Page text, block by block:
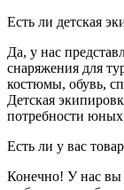
Есть ли детская
Да, у нас
снаряжения для
костюмы, обувь,
Детская
потребности юных
Есть ли у вас
Конечно! У нас вы